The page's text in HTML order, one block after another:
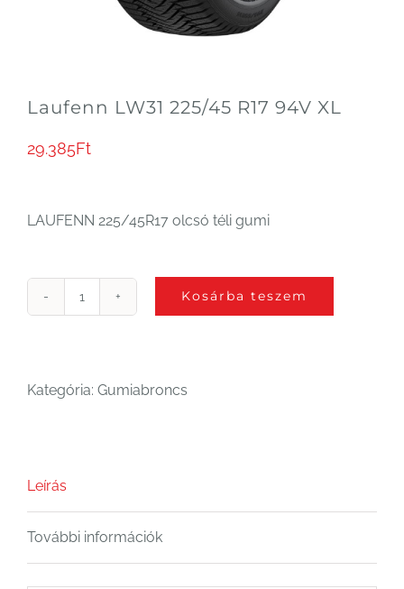
Laufenn LW31 225/45 R17 94V XL
29.385Ft
LAUFENN 225/45R17 olcsó téli gumi
Laufenn
Kosárba teszem
Kategória: Gumiabroncs
Leírás
További információk